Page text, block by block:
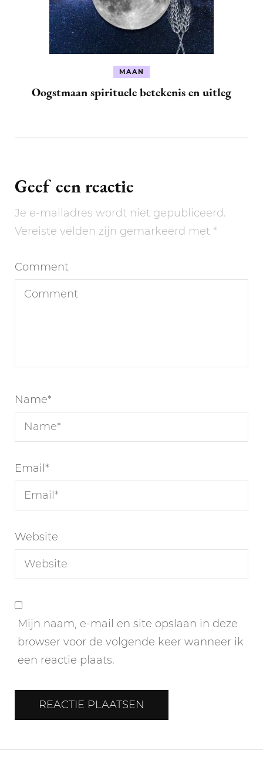
MAAN
Oogstmaan spirituele betekenis en uitleg
Geef een reactie
Je e-mailadres wordt niet gepubliceerd.
Vereiste velden zijn gemarkeerd met *
Comment
Name*
Email*
Website
Mijn naam, e-mail en site opslaan in deze
browser voor de volgende keer wanneer ik
een reactie plaats.